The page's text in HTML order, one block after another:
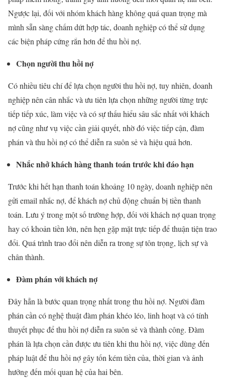
Ngược lại, đối với nhóm khách hàng không quá quan trọng mà
mình sẵn sàng chấm dứt hợp tác, doanh nghiệp có thể sử dụng
các biện pháp cứng rắn hơn để thu hồi nợ.
Chọn người thu hồi nợ
Có nhiều tiêu chí để lựa chọn người thu hồi nợ, tuy nhiên, doanh
nghiệp nên cân nhắc và ưu tiên lựa chọn những người từng trực
tiếp tiếp xúc, làm việc và có sự thấu hiểu sâu sắc nhất với khách
nợ cũng như vụ việc cần giải quyết, nhờ đó việc tiếp cận, đàm
phán và thu hồi nợ có thể diễn ra suôn sẻ và hiệu quả hơn.
Nhắc nhở khách hàng thanh toán trước khi đáo hạn
Trước khi hết hạn thanh toán khoảng 10 ngày, doanh nghiệp nên
gửi email nhắc nợ, để khách nợ chủ động chuẩn bị tiền thanh
toán. Lưu ý trong một số trường hợp, đối với khách nợ quan trọng
hay có khoản tiền lớn, nên hẹn gặp mặt trực tiếp để thuận tiện trao
đổi. Quá trình trao đổi nên diễn ra trong sự tôn trọng, lịch sự và
chân thành.
Đàm phán với khách nợ
Đây hẳn là bước quan trọng nhất trong thu hồi nợ. Người đàm
phán cần có nghệ thuật đàm phán khéo léo, linh hoạt và có tính
thuyết phục để thu hồi nợ diễn ra suôn sẻ và thành công. Đàm
phán là lựa chọn cần được ưu tiên khi thu hồi nợ, việc dùng đến
pháp luật để thu hồi nợ gây tốn kém tiền của, thời gian và ảnh
hưởng đến mối quan hệ của hai bên.